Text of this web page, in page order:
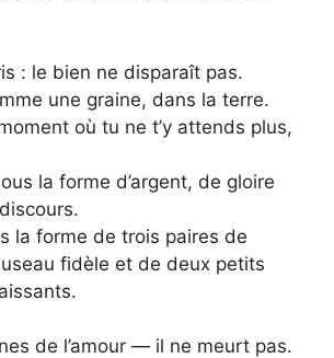
: le bien ne disparaît pas.
une graine, dans la terre.
où tu ne t’y attends plus,
la forme d’argent, de gloire
la forme de trois paires de
fidèle et de deux petits
de l’amour — il ne meurt pas.